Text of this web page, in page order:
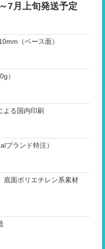
7月上旬
（ベース面）
）
よる国内印刷
ブランド特注）
底面ポリエチレン系素材